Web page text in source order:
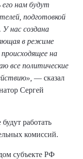
нам будут
подготовкой
нас создана
в режиме
на
все политические
— сказал
Сергей
работать
комиссий.
субъекте РФ